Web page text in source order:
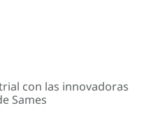
con las innovadoras
Sames